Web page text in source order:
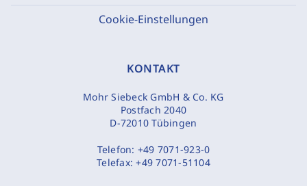
Cookie-Einstellungen
KONTAKT
Mohr Siebeck GmbH & Co. KG
Postfach 2040
D-72010 Tübingen
Telefon: +49 7071-923-0
Telefax:+49 7071-51104